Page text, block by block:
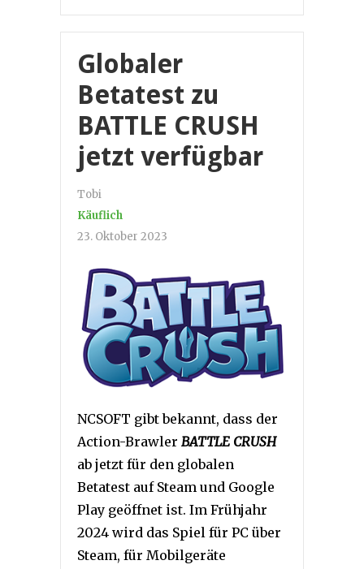
Globaler
Betatest zu
BATTLE CRUSH
jetzt verfügbar
Tobi
Käuflich
23. Oktober 2023
NCSOFT gibt bekannt, dass der
Action-Brawler BATTLE CRUSH
ab jetzt für den globalen
Betatest auf Steam und Google
Play geöffnet ist. Im Frühjahr
2024 wird das Spiel für PC über
Steam, für Mobilgeräte